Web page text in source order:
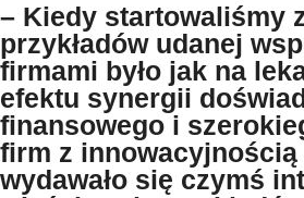
– Kiedy startowaliśmy
przykładów udanej
firmami było jak na
efektu synergii
finansowego i
firm z
wydawało się czymś